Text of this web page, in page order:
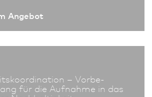
An­ge­bot
– Vor­be­
für die Aufnahme in das